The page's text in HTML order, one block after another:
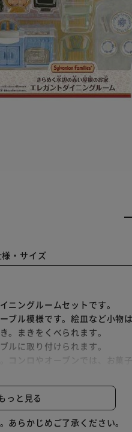
様・サイズ
ニングルームセットです。
ル模様です。絵皿など小物
。まきをくべられます。
ルに取り付けられます。
コンロやオーブンでは、お菓
ットクマファミリー」と一緒
っと見る
らかじめご了承ください。